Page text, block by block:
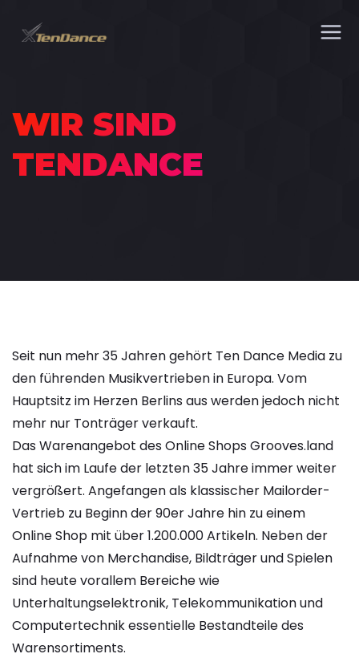
WIR SIND
TENDANCE
Seit nun mehr 35 Jahren gehört Ten Dance Media zu
den führenden Musikvertrieben in Europa. Vom
Hauptsitz im Herzen Berlins aus werden jedoch nicht
mehr nur Tonträger verkauft.
Das Warenangebot des Online Shops Grooves.land
hat sich im Laufe der letzten 35 Jahre immer weiter
vergrößert. Angefangen als klassischer Mailorder-
Vertrieb zu Beginn der 90er Jahre hin zu einem
Online Shop mit über 1.200.000 Artikeln. Neben der
Aufnahme von Merchandise, Bildträger und Spielen
sind heute vorallem Bereiche wie
Unterhaltungselektronik, Telekommunikation und
Computertechnik essentielle Bestandteile des
Warensortiments.